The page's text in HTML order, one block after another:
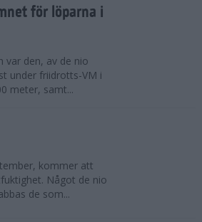
för löparna i
var den, av de nio
under friidrotts-VM i
meter, samt...
kommer att
Något de nio
de som...